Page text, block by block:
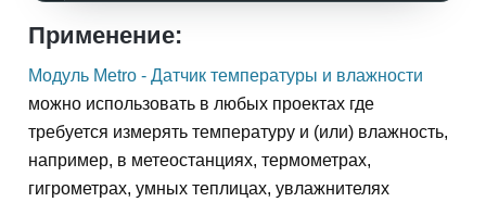
Применение:
Модуль Metro - Датчик температуры и влажности
можно использовать в любых проектах где
требуется измерять температуру и (или) влажность,
например, в метеостанциях, термометрах,
гигрометрах, умных теплицах, увлажнителях